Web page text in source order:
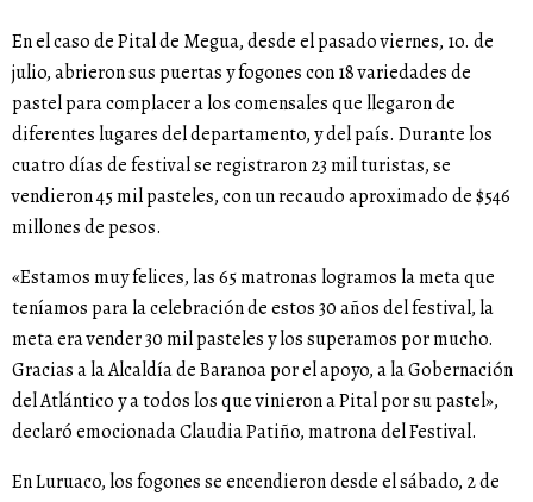
En el caso de Pital de Megua, desde el pasado viernes, 1o. de
julio, abrieron sus puertas y fogones con 18 variedades de
pastel para complacer a los comensales que llegaron de
diferentes lugares del departamento, y del país. Durante los
cuatro días de festival se registraron 23 mil turistas, se
vendieron 45 mil pasteles, con un recaudo aproximado de $546
millones de pesos.
«Estamos muy felices, las 65 matronas logramos la meta que
teníamos para la celebración de estos 30 años del festival, la
meta era vender 30 mil pasteles y los superamos por mucho.
Gracias a la Alcaldía de Baranoa por el apoyo, a la Gobernación
del Atlántico y a todos los que vinieron a Pital por su pastel»,
declaró emocionada Claudia Patiño, matrona del Festival.
En Luruaco, los fogones se encendieron desde el sábado, 2 de